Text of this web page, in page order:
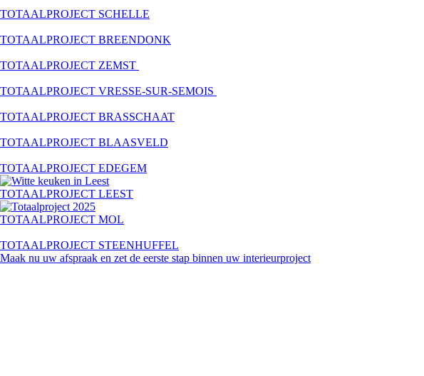
TOTAALPROJECT SCHELLE
TOTAALPROJECT BREENDONK
TOTAALPROJECT ZEMST
TOTAALPROJECT VRESSE-SUR-SEMOIS
TOTAALPROJECT BRASSCHAAT
TOTAALPROJECT BLAASVELD
TOTAALPROJECT EDEGEM
TOTAALPROJECT LEEST
TOTAALPROJECT MOL
TOTAALPROJECT STEENHUFFEL
Maak nu uw afspraak en zet de eerste stap binnen uw interieurproject